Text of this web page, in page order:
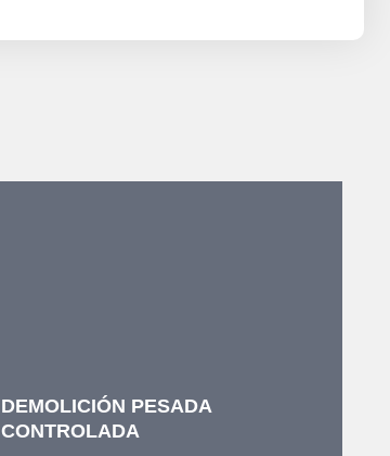
DEMOLICIÓN PESADA
CONTROLADA